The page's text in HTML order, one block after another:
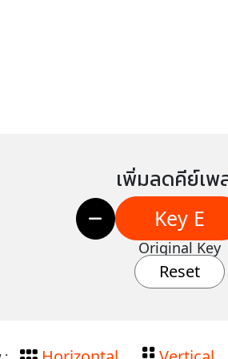
เพิ่มลดคีย์เพ
Key E
Original Key
Reset